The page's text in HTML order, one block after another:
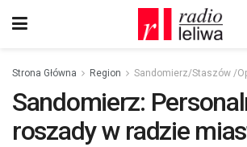
Strona Główna Region Sandomierz/Staszów /
Sandomierz:
roszady w radzie